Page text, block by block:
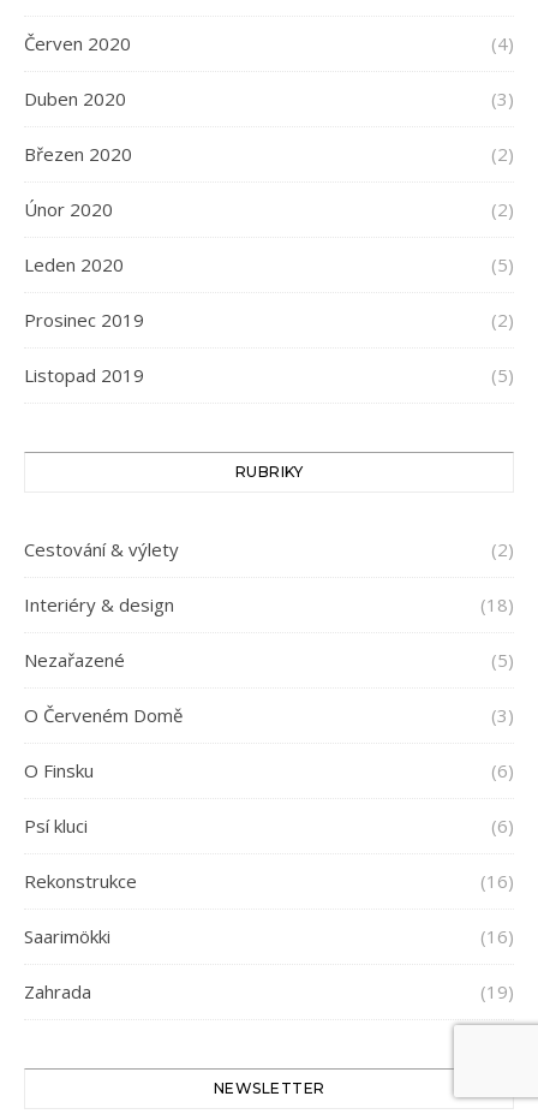
Červen 2020 (4)
Duben 2020 (3)
Březen 2020 (2)
Únor 2020 (2)
Leden 2020 (5)
Prosinec 2019 (2)
Listopad 2019 (5)
RUBRIKY
Cestování & výlety (2)
Interiéry & design (18)
Nezařazené (5)
O Červeném Domě (3)
O Finsku (6)
Psí kluci (6)
Rekonstrukce (16)
Saarimökki (16)
Zahrada (19)
NEWSLETTER